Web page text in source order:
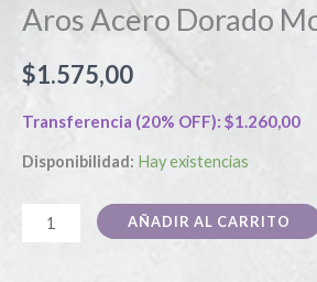
Aros Acero Dorado
$1.575,00
Transferencia (20% OFF): $1.260,00
Disponibilidad: Hay existencias
AÑADIR AL CARRITO